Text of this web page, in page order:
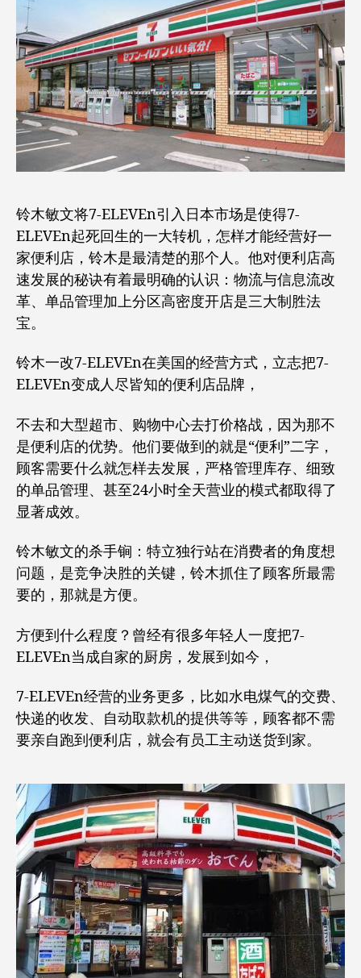
铃木敏文将7-ELEVEn引入日本市场是使得7-
ELEVEn起死回生的一大转机，怎样才能经营好一
家便利店，铃木是最清楚的那个人。他对便利店高
速发展的秘诀有着最明确的认识：物流与信息流改
革、单品管理加上分区高密度开店是三大制胜法
宝。
铃木一改7-ELEVEn在美国的经营方式，立志把7-
ELEVEn变成人尽皆知的便利店品牌，
不去和大型超市、购物中心去打价格战，因为那不
是便利店的优势。他们要做到的就是“便利”二字，
顾客需要什么就怎样去发展，严格管理库存、细致
的单品管理、甚至24小时全天营业的模式都取得了
显著成效。
铃木敏文的杀手锏：特立独行站在消费者的角度想
问题，是竞争决胜的关键，铃木抓住了顾客所最需
要的，那就是方便。
方便到什么程度？曾经有很多年轻人一度把7-
ELEVEn当成自家的厨房，发展到如今，
7-ELEVEn经营的业务更多，比如水电煤气的交费、
快递的收发、自动取款机的提供等等，顾客都不需
要亲自跑到便利店，就会有员工主动送货到家。